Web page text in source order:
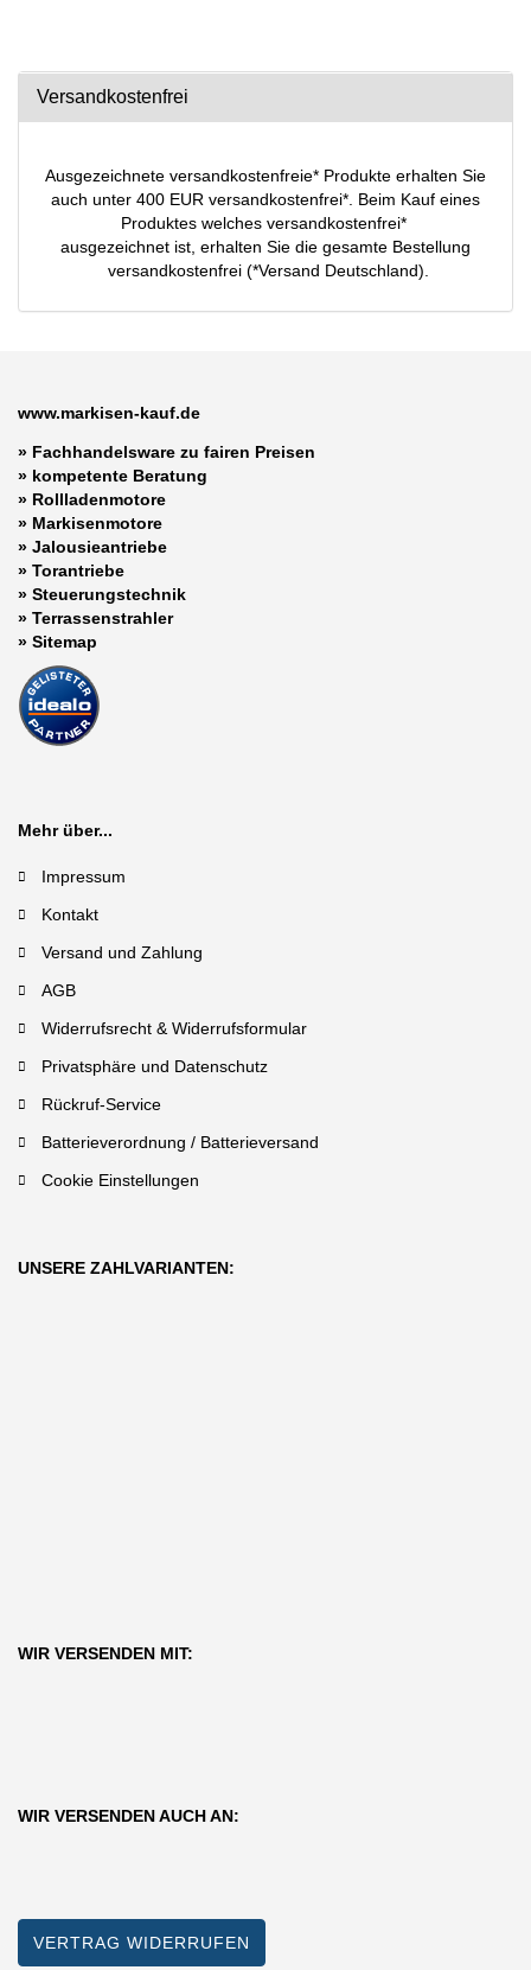
Versandkostenfrei
Ausgezeichnete versandkostenfreie* Produkte erhalten Sie
auch unter 400 EUR versandkostenfrei*. Beim Kauf eines
Produktes welches versandkostenfrei*
ausgezeichnet ist, erhalten Sie die gesamte Bestellung
versandkostenfrei (*Versand Deutschland).
www.markisen-kauf.de
» Fachhandelsware zu fairen Preisen
» kompetente Beratung
» Rollladenmotore
» Markisenmotore
» Jalousieantriebe
» Torantriebe
» Steuerungstechnik
» Terrassenstrahler
» Sitemap
Mehr über...
Impressum
Kontakt
Versand und Zahlung
AGB
Widerrufsrecht & Widerrufsformular
Privatsphäre und Datenschutz
Rückruf-Service
Batterieverordnung / Batterieversand
Cookie Einstellungen
UNSERE ZAHLVARIANTEN:
WIR VERSENDEN MIT:
WIR VERSENDEN AUCH AN:
VERTRAG WIDERRUFEN